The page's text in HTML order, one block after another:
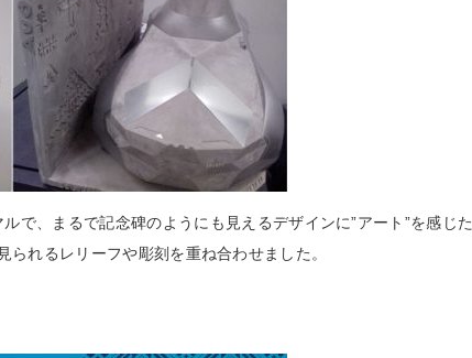
で、まるで記念碑のようにも見えるデザインに”アート”を感じた
れるレリーフや彫刻を重ね合わせました。